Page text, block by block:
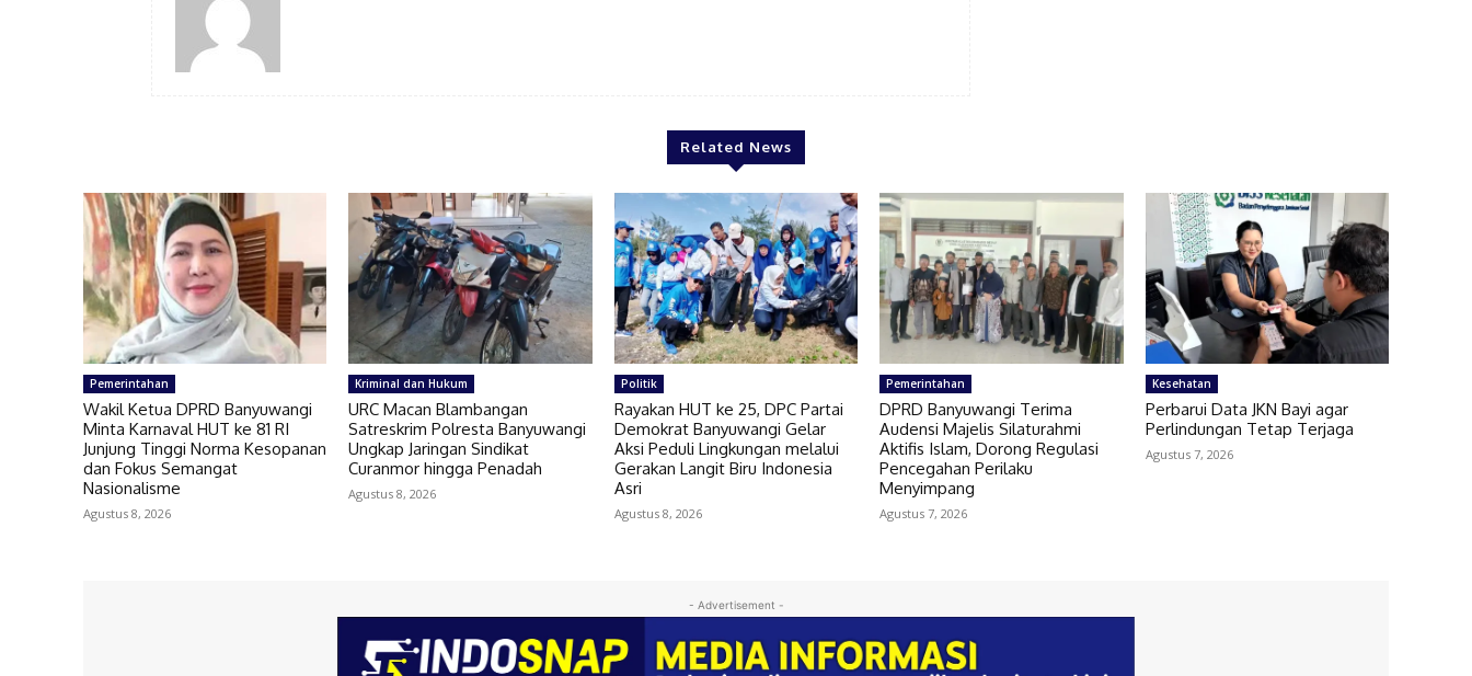
Related News
Pemerintahan
Wakil Ketua DPRD Banyuwangi
Minta Karnaval HUT ke 81 RI
Junjung Tinggi Norma Kesopanan
dan Fokus Semangat
Nasionalisme
Agustus 8, 2026
Kriminal dan Hukum
URC Macan Blambangan
Satreskrim Polresta Banyuwangi
Ungkap Jaringan Sindikat
Curanmor hingga Penadah
Agustus 8, 2026
Politik
Rayakan HUT ke 25, DPC Partai
Demokrat Banyuwangi Gelar
Aksi Peduli Lingkungan melalui
Gerakan Langit Biru Indonesia
Asri
Agustus 8, 2026
Pemerintahan
DPRD Banyuwangi Terima
Audensi Majelis Silaturahmi
Aktifis Islam, Dorong Regulasi
Pencegahan Perilaku
Menyimpang
Agustus 7, 2026
Kesehatan
Perbarui Data JKN Bayi agar
Perlindungan Tetap Terjaga
Agustus 7, 2026
- Advertisement -